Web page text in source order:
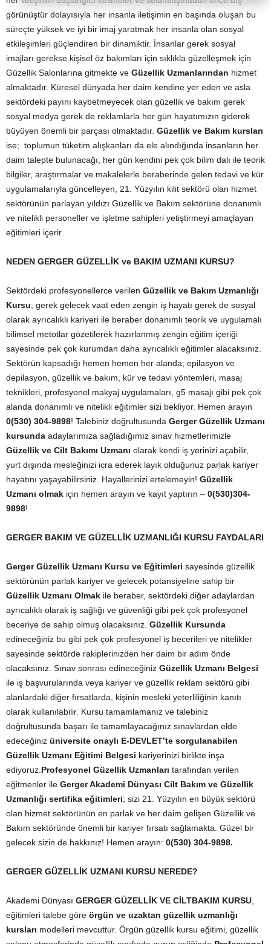
görünüştür dolayısıyla her insanla iletişimin en başında oluşan bu
süreçte yüksek ve iyi bir imaj yaratmak her insanla olan sosyal
etkileşimleri güçlendiren bir dinamiktir. İnsanlar gerek sosyal
imajları gerekse kişisel öz bakımları için sıklıkla güzelleşmek için
Güzellik Salonlarına gitmekte ve Güzellik Uzmanlarından hizmet
almaktadır. Küresel dünyada her daim kendine yer eden ve asla
sektördeki payını kaybetmeyecek olan güzellik ve bakım gerek
sosyal medya gerek de reklamlarla her gün hayatımızın giderek
büyüyen önemli bir parçası olmaktadır. Güzellik ve Bakım kursları
ise; toplumun tüketim alışkanları da ele alındığında insanların her
daim talepte bulunacağı, her gün kendini pek çok bilim dalı ile teorik
bilgiler, araştırmalar ve makalelerle beraberinde gelen tedavi ve kür
uygulamalarıyla güncelleyen, 21. Yüzyılın kilit sektörü olan hizmet
sektörünün parlayan yıldızı Güzellik ve Bakım sektörüne donanımlı
ve nitelikli personeller ve işletme sahipleri yetiştirmeyi amaçlayan
eğitimleri içerir.
NEDEN GERGER GÜZELLİK ve BAKIM UZMANI KURSU?
Sektördeki profesyonellerce verilen Güzellik ve Bakım Uzmanlığı
Kursu; gerek gelecek vaat eden zengin iş hayatı gerek de sosyal
olarak ayrıcalıklı kariyeri ile beraber donanımlı teorik ve uygulamalı
bilimsel metotlar gözetilerek hazırlanmış zengin eğitim içeriği
sayesinde pek çok kurumdan daha ayrıcalıklı eğitimler alacaksınız.
Sektörün kapsadığı hemen hemen her alanda; epilasyon ve
depilasyon, güzellik ve bakım, kür ve tedavi yöntemleri, masaj
teknikleri, profesyonel makyaj uygulamaları, g5 masajı gibi pek çok
alanda donanımlı ve nitelikli eğitimler sizi bekliyor. Hemen arayın
0(530) 304-9898! Talebiniz doğrultusunda Gerger Güzellik Uzmanı
kursunda adaylarımıza sağladığımız sınav hizmetlerimizle
Güzellik ve Cilt Bakımı Uzmanı olarak kendi iş yerinizi açabilir,
yurt dışında mesleğinizi icra ederek layık olduğunuz parlak kariyer
hayatını yaşayabilirsiniz. Hayallerinizi ertelemeyin! Güzellik
Uzmanı olmak için hemen arayın ve kayıt yaptırın – 0(530)304-
9898!
GERGER BAKIM VE GÜZELLİK UZMANLIĞI KURSU FAYDALARI
Gerger Güzellik Uzmanı Kursu ve Eğitimleri sayesinde güzellik
sektörünün parlak kariyer ve gelecek potansiyeline sahip bir
Güzellik Uzmanı Olmak ile beraber, sektördeki diğer adaylardan
ayrıcalıklı olarak iş sağlığı ve güvenliği gibi pek çok profesyonel
beceriye de sahip olmuş olacaksınız. Güzellik Kursunda
edineceğiniz bu gibi pek çok profesyonel iş becerileri ve nitelikler
sayesinde sektörde rakiplerinizden her daim bir adım önde
olacaksınız. Sınav sonrası edineceğiniz Güzellik Uzmanı Belgesi
ile iş başvurularında veya kariyer ve güzellik reklam sektörü gibi
alanlardaki diğer fırsatlarda, kişinin mesleki yeterliliğinin kanıtı
olarak kullanılabilir. Kursu tamamlamanız ve talebiniz
doğrultusunda başarı ile tamamlayacağınız sınavlardan elde
edeceğiniz üniversite onaylı E-DEVLET’te sorgulanabilen
Güzellik Uzmanı Eğitimi Belgesi kariyerinizi birlikte inşa
ediyoruz.Profesyonel Güzellik Uzmanları tarafından verilen
eğitmenler ile Gerger Akademi Dünyası Cilt Bakım ve Güzellik
Uzmanlığı sertifika eğitimleri; sizi 21. Yüzyılın en büyük sektörü
olan hizmet sektörünün en parlak ve her daim gelişen Güzellik ve
Bakım sektöründe önemli bir kariyer fırsatı sağlamakta. Güzel bir
gelecek sizin de hakkınız! Hemen arayın: 0(530) 304-9898.
GERGER GÜZELLİK UZMANI KURSU NEREDE?
Akademi Dünyası GERGER GÜZELLİK VE CİLTBAKIM KURSU,
eğitimleri talebe göre örgün ve uzaktan güzellik uzmanlığı
kursları modelleri mevcuttur. Örgün güzellik kursu eğitimi, güzellik